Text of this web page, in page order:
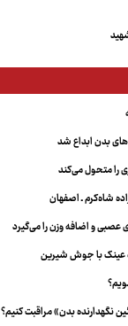
بدن ابداع شد
متحول می‌کند
شاه‌کرم ـ اصفهان
با جوش شیرین
نگهدارنده بدن» مراقبت کنیم؟